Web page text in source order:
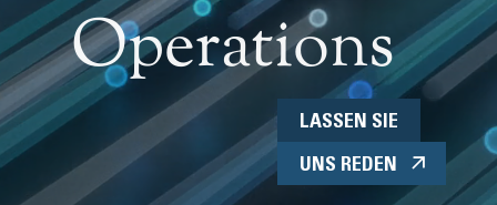
Operations
LASSEN SIE
UNS REDEN